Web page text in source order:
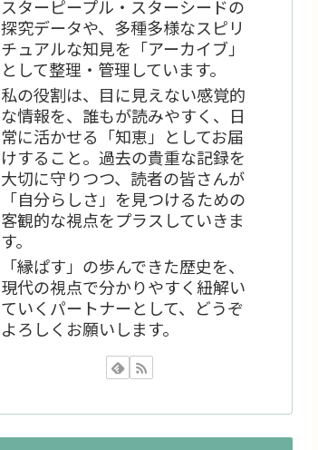
スターピープル・スターシードの
探究データや、多種多様なスピリ
チュアルな知見を「アーカイブ」
として整理・管理しています。
私の役割は、目に見えない感覚的
な情報を、誰もが読みやすく、日
常に活かせる「知恵」としてお届
けすること。過去の貴重な記録を
大切に守りつつ、読者の皆さんが
「自分らしさ」を見つけるための
客観的な視点をプラスしていきま
す。
「縁ぱす」の歩んできた歴史を、
現代の視点で分かりやすく紐解い
ていくパートナーとして、どうぞ
よろしくお願いします。